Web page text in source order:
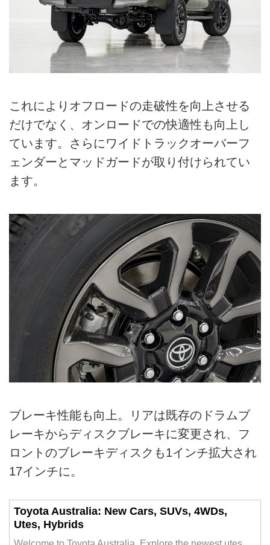
これによりオフロードの走破性を向上させる
だけでなく、オンロードでの快適性も向上し
ています。さらにワイドトラックオーバーフ
ェンダーとマッドガードが取り付けられてい
ます。
ブレーキ性能も向上。リアは既存のドラムブ
レーキからディスクブレーキに変更され、フ
ロントのブレーキディスクも1インチ拡大され
17インチに。
Toyota Australia: New Cars, SUVs, 4WDs,
Utes, Hybrids